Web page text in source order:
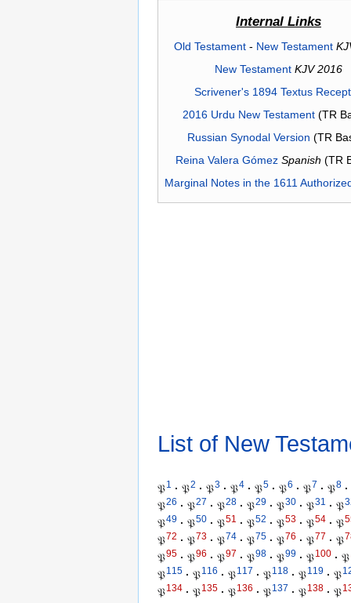
Internal Links
Old Testament- New Testament
New Testament KJV 2016
Scrivener's 1894 Textus
2016 Urdu New Testament(TR
Russian Synodal Version (TR
Reina Valera Gómez Spanish (TR
Marginal Notes in the 1611
List of New
𝔓1 · 𝔓2 · 𝔓3 · 𝔓4 · 𝔓5 · 𝔓6 · 𝔓7 · 𝔓8 ·
𝔓26 · 𝔓27 · 𝔓28 · 𝔓29 · 𝔓30 · 𝔓31 · 𝔓
𝔓49 · 𝔓50 · 𝔓51 · 𝔓52 · 𝔓53 · 𝔓54 · 𝔓
𝔓72 · 𝔓73 · 𝔓74 · 𝔓75 · 𝔓76 · 𝔓77 · 𝔓
𝔓95 · 𝔓96 · 𝔓97 · 𝔓98 · 𝔓99 · 𝔓100 · 𝔓
𝔓115 · 𝔓116 · 𝔓117 · 𝔓118 · 𝔓119 · 𝔓
𝔓134 · 𝔓135 · 𝔓136 · 𝔓137 · 𝔓138 · 𝔓